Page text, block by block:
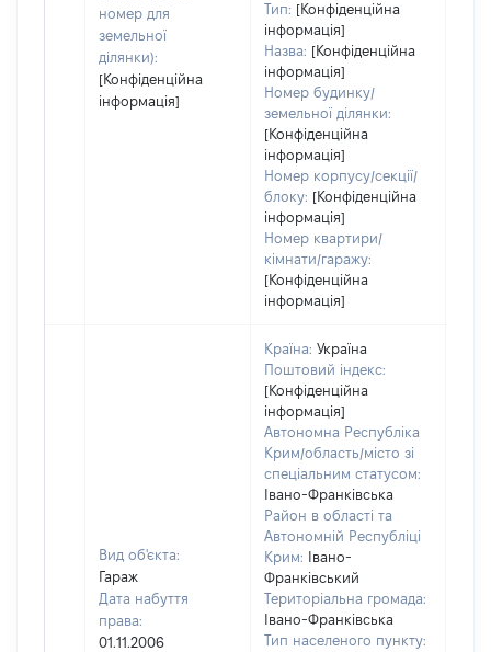
номер для
земельної
ділянки):
[Конфіденційна
інформація]
Тип: [Конфіденційна
інформація]
Назва: [Конфіденційна
інформація]
Номер будинку/
земельної ділянки:
[Конфіденційна
інформація]
Номер корпусу/секції/
блоку: [Конфіденційна
інформація]
Номер квартири/
кімнати/гаражу:
[Конфіденційна
інформація]
Вид об'єкта:
Гараж
Дата набуття
права:
01.11.2006
Країна: Україна
Поштовий індекс:
[Конфіденційна
інформація]
Автономна Республіка
Крим/область/місто зі
спеціальним статусом:
Івано-Франківська
Район в області та
Автономній Республіці
Крим:
Івано-
Франківський
Територіальна громада:
Івано-Франківська
Тип населеного пункту: